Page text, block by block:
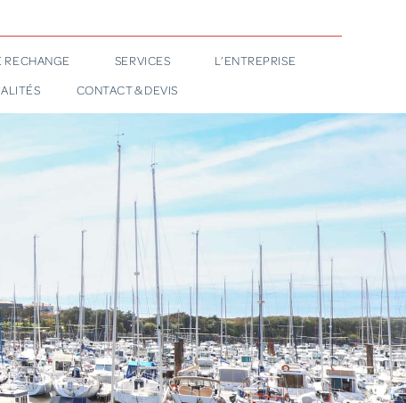
RECHANGE SERVICES
L’ENTREPRISE
CONTACT & DEVIS